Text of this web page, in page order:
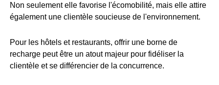
Non seulement elle favorise l'écomobilité, mais elle attire
également une clientèle soucieuse de l'environnement.
Pour les hôtels et restaurants, offrir une borne de
recharge peut être un atout majeur pour fidéliser la
clientèle et se différencier de la concurrence.